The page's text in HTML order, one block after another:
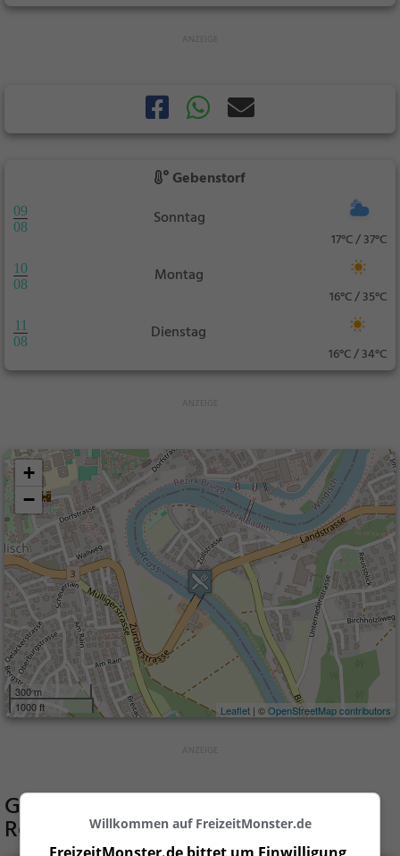
Gebenstorf
09
08
Sonntag
17°C / 37°C
10
08
Montag
16°C / 35°C
11
08
Dienstag
16°C / 34°C
+
−
300 m
1000 ft
Leaflet | ©OpenStreetMap contributors
Gaststätten in der Nähe von
Restaurant AsiaWillkommen auf FreizeitMonster.de
FreizeitMonster.de bittet um Einwilligung,